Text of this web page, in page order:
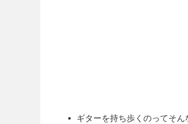
ギターを持ち歩くのってそん